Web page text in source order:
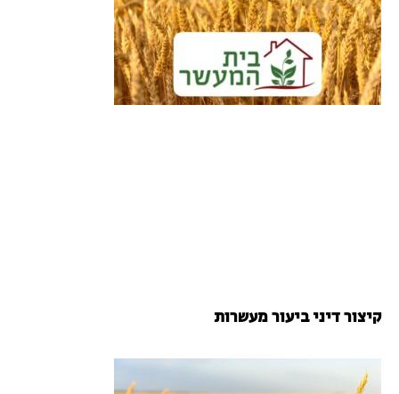
קיצור דיני ביעור מעשרות